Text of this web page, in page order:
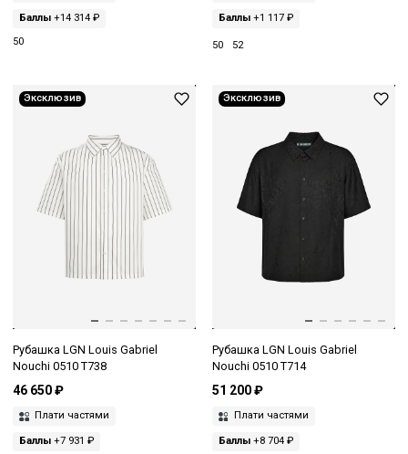
Баллы +14 314 ₽
50
Баллы+1 117 ₽
50 52
Эксклюзив
Рубашка LGN Louis Gabriel
Nouchi 0510 T738
46 650 ₽
Плати частями
Баллы +7 931 ₽
Эксклюзив
Рубашка LGN Louis Gabriel
Nouchi 0510 T714
51 200 ₽
Плати частями
Баллы+8 704 ₽